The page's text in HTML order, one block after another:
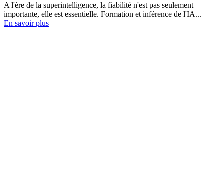
A l'ère de la superintelligence, la fiabilité n'est pas seulement
importante, elle est essentielle. Formation et inférence de l'IA...
En savoir plus